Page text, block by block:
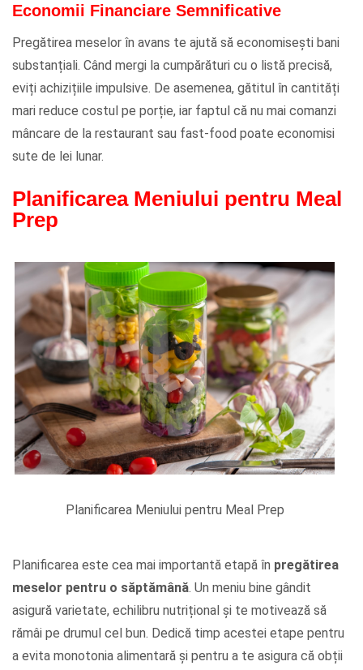
Economii Financiare Semnificative
Pregătirea meselor în avans te ajută să economisești bani
substanțiali. Când mergi la cumpărături cu o listă precisă,
eviți achizițiile impulsive. De asemenea, gătitul în cantități
mari reduce costul pe porție, iar faptul că nu mai comanzi
mâncare de la restaurant sau fast-food poate economisi
sute de lei lunar.
Planificarea Meniului pentru Meal
Prep
Planificarea Meniului pentru Meal Prep
Planificarea este cea mai importantă etapă în pregătirea
meselor pentru o săptămână. Un meniu bine gândit
asigură varietate, echilibru nutrițional și te motivează să
rămâi pe drumul cel bun. Dedică timp acestei etape pentru
a evita monotonia alimentară și pentru a te asigura că obții